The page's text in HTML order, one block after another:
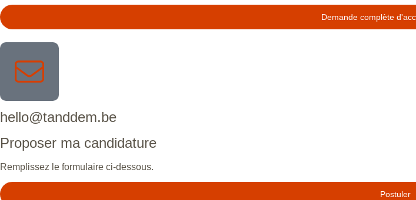
Demande complète
hello@tanddem.be
Proposer ma candidature
Remplissez le formulaire ci-dessous.
Postuler